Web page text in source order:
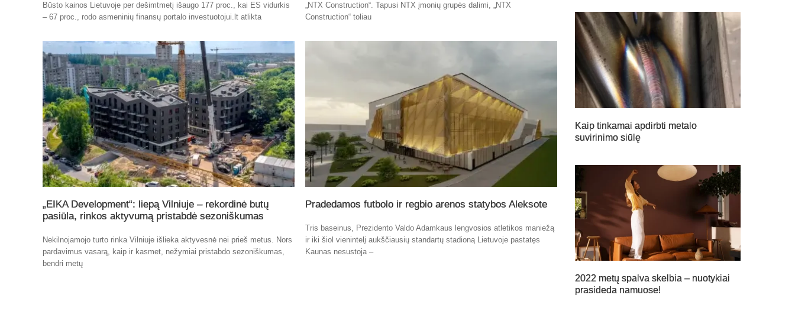
Būsto kainos Lietuvoje per dešimtmetį išaugo 177 proc., kai ES vidurkis
– 67 proc., rodo asmeninių finansų portalo investuotojui.lt atlikta
„NTX Construction“. Tapusi NTX įmonių grupės dalimi, „NTX
Construction“ toliau
„EIKA Development“: liepą Vilniuje – rekordinė butų
pasiūla, rinkos aktyvumą pristabdė sezoniškumas
Nekilnojamojo turto rinka Vilniuje išlieka aktyvesnė nei prieš metus. Nors
pardavimus vasarą, kaip ir kasmet, nežymiai pristabdo sezoniškumas,
bendri metų
Pradedamos futbolo ir regbio arenos statybos Aleksote
Tris baseinus, Prezidento Valdo Adamkaus lengvosios atletikos maniežą
ir iki šiol vienintelį aukščiausių standartų stadioną Lietuvoje pastatęs
Kaunas nesustoja –
Kaip tinkamai apdirbti metalo
suvirinimo siūlę
2022 metų spalva skelbia – nuotykiai
prasideda namuose!